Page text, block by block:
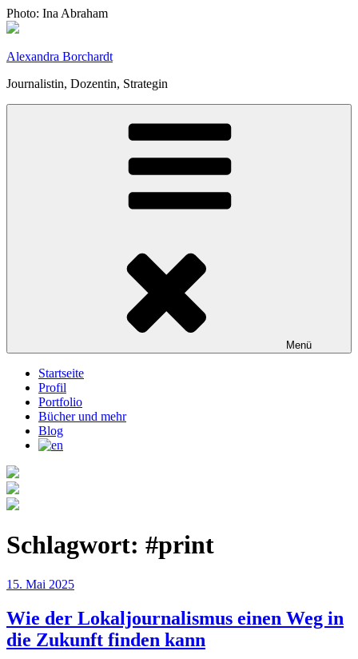
Zum
Inhalt
Photo: Ina Abraham
Alexandra Borchardt
Journalistin, Dozentin, Strategin
Menü
Startseite
Profil
Portfolio
Bücher und mehr
Blog
Schlagwort: #print
Veröffentlicht
15. Mai 2025
Wie der Lokaljournalismus einen Weg in
die Zukunft finden kann